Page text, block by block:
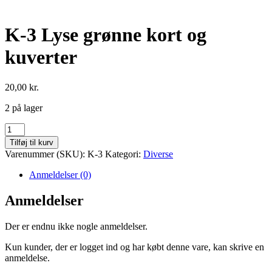
K-3 Lyse grønne kort og
kuverter
20,00 kr.
2 på lager
K-
3
Lyse
grønne
kuverter
antal
Tilføj til kurv
Varenummer (SKU): K-3 Kategori: Diverse
Anmeldelser (0)
Anmeldelser
Der er endnu ikke nogle anmeldelser.
Kun kunder, der er logget ind og har købt denne vare, kan skrive en
anmeldelse.